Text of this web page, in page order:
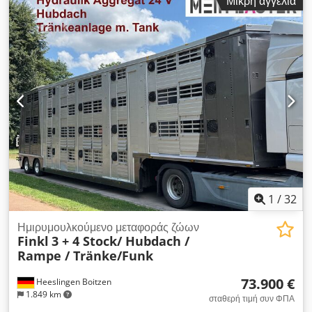
W09SAV3355BF21345 Finkl 3 as 2006 Άξονας διεύθυνσης
Ανυψωτικό σύστημα Φορτηγά Νερό Ανυψωτικό Cedpfozn
Uzpsx Aftjha = Περισσότερες πληροφορίες = Διαστάσεις
ελαστικών: 385/55R22.5 Πίσω άξονας 1: Βάθος πέλματος
ελαστικού αριστερά: 30%, Βάθος πέλματος ελαστικού δεξιά:
30% Πίσω άξονας 2: Βάθος πέλματος ελαστικού αριστερά:
30%, Βάθος πέλματος ελαστικού δεξιά: 30% Πίσω άξονας 3:
Βάθος πέλματος ελαστικού αριστερά: 30%, Βάθος πέλματος
ελαστικού δεξιά: 30% Βάρος χωρίς φορτίο: 13.000 kg Τεχνική
κατάσταση: καλή Οπτική κατάσταση: καλή Επικοινωνήστε με
την VAEX The Truck Traders για περισσότερες πληροφορίες.
1 /32
Heeslingen Boitzen
1.849 km
Ημιρυμουλκούμενο μεταφοράς ζώων
Finkl 3 + 4 Stock/ Hubdach /
Rampe / Tränke/Funk
73.900 €
σταθερή τιμή συν ΦΠΑ